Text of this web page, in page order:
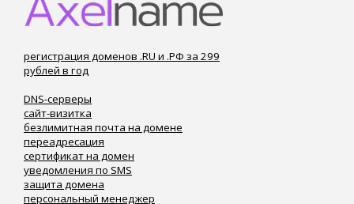
регистрация доменов .RU и .РФ за 299
рублей в год
DNS-серверы
сайт-визитка
безлимитная почта на домене
переадресация
сертификат на домен
уведомления по SMS
защита домена
персональный менеджер